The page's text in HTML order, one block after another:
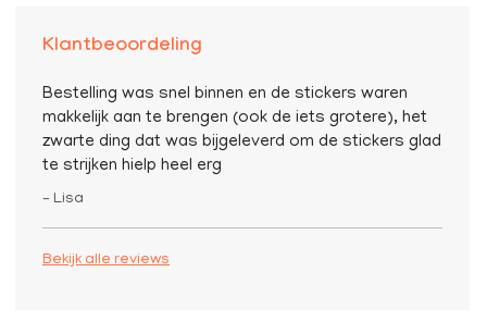
Klantbeoordeling
Bestelling was snel binnen en de stickers waren
makkelijk aan te brengen (ook de iets grotere), het
zwarte ding dat was bijgeleverd om de stickers glad
te strijken hielp heel erg
– Lisa
Bekijk alle reviews